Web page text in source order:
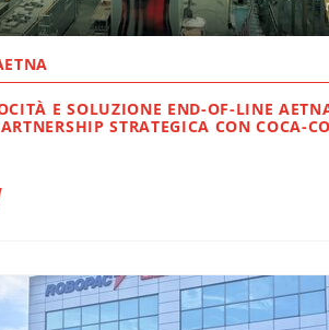
E SOLUZIONE END-OF-LINE AETNA GROUP
STRATEGICA CON COCA-